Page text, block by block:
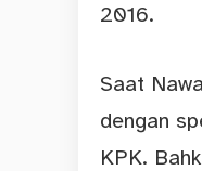
2016.
Saat
dengan
KPK.